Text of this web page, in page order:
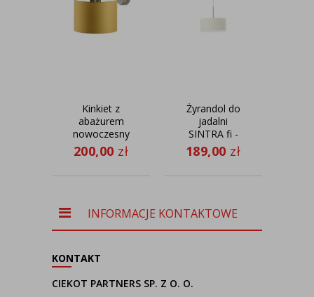
Kinkiet z
abażurem
nowoczesny
LUANDA
200,00 zł
Żyrandol do
jadalni
SINTRA fi -
30 cm
189,00 zł
INFORMACJE KONTAKTOWE
KONTAKT
CIEKOT PARTNERS SP. Z O. O.